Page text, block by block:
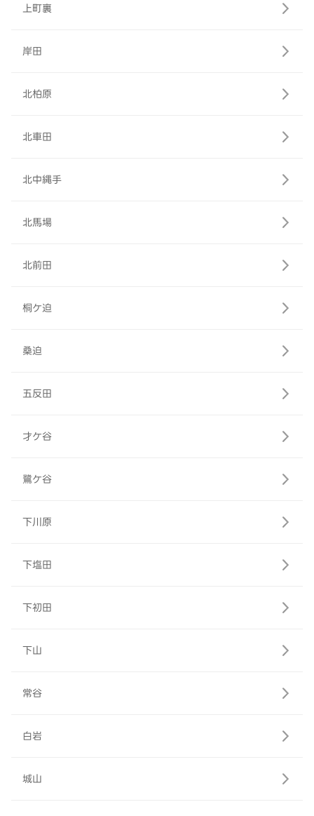
上町裏
岸田
北柏原
北車田
北中縄手
北馬場
北前田
桐ケ迫
桑迫
五反田
才ケ谷
鷺ケ谷
下川原
下塩田
下初田
下山
常谷
白岩
城山